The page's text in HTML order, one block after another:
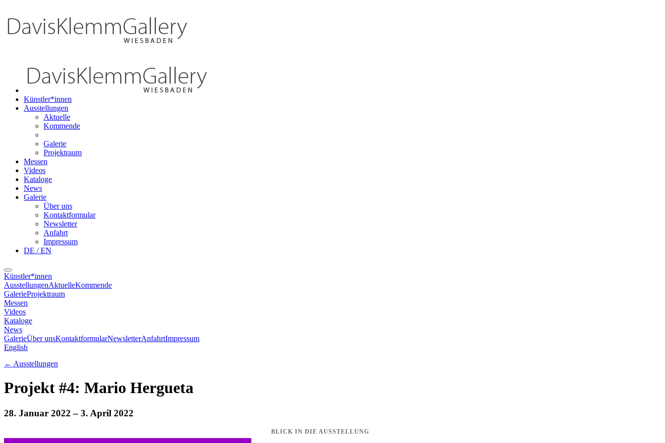
Künstler*innen
Ausstellungen
Aktuelle
Kommende
Galerie
Projektraum
Messen
Videos
Kataloge
News
Galerie
Über uns
Kontaktformular
Newsletter
Anfahrt
Impressum
DE / EN
Künstler*innen
AusstellungenAktuelleKommende
GalerieProjektraum
Messen
Videos
Kataloge
News
GalerieÜber unsKontaktformularNewsletterAnfahrtImpressum
English
← Ausstellungen
Projekt #4: Mario Hergueta
28. Januar 2022 – 3. April 2022
BLICK IN DIE AUSSTELLUNG